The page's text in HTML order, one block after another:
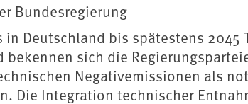
Bundesregierung
Deutschland bis spätestens 2045
sich die
Negativemissionen als
Die Integration technischer